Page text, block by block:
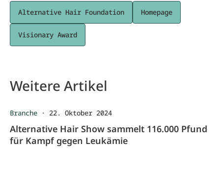
Alternative Hair Foundation Homepage
Visionary Award
Weitere Artikel
Branche · 22. Oktober 2024
Alternative Hair Show sammelt 116.000 Pfund
für Kampf gegen Leukämie